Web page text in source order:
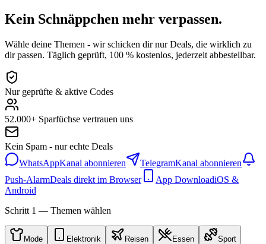
Kein Schnäppchen mehr verpassen.
Wähle deine Themen - wir schicken dir nur Deals, die wirklich zu
dir passen. Täglich geprüft, 100 % kostenlos, jederzeit abbestellbar.
Nur geprüfte & aktive Codes
52.000+ Sparfüchse vertrauen uns
Kein Spam - nur echte Deals
WhatsAppKanal abonnieren TelegramKanal abonnieren
Push-AlarmDeals direkt im Browser App DownloadiOS &
Android
Schritt 1 — Themen wählen
Mode Elektronik Reisen Essen Sport